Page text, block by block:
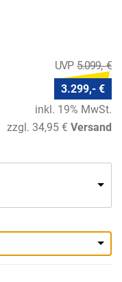
5.099,- €
3.299,- €
inkl. 19% MwSt.
zzgl. 34,95 € Versand